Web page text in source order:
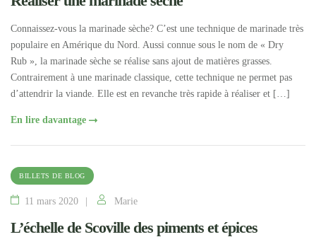
Connaissez-vous la marinade sèche? C’est une technique de marinade très
populaire en Amérique du Nord. Aussi connue sous le nom de « Dry
Rub », la marinade sèche se réalise sans ajout de matières grasses.
Contrairement à une marinade classique, cette technique ne permet pas
d’attendrir la viande. Elle est en revanche très rapide à réaliser et […]
En lire davantage
BILLETS DE BLOG
11 mars 2020 Marie
L’échelle de Scoville des piments et épices